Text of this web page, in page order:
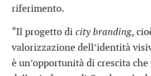
riferimento.
“Il progetto di city branding,
valorizzazione dell’identità
è un’opportunità di crescita